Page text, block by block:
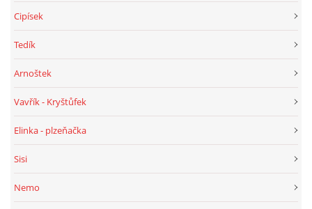
Cipísek
Tedík
Arnoštek
Vavřík - Kryštůfek
Elinka - plzeňačka
Sisi
Nemo